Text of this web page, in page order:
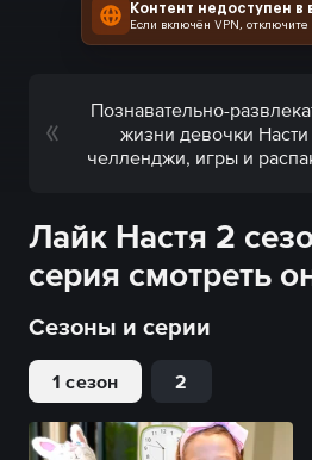
Контент недоступен в
Если включён VPN, отключите
Познавательно-
жизни девочки
челленджи, игры и
Лайк Настя 2
серия смотреть
Сезоны и серии
1 сезон 2